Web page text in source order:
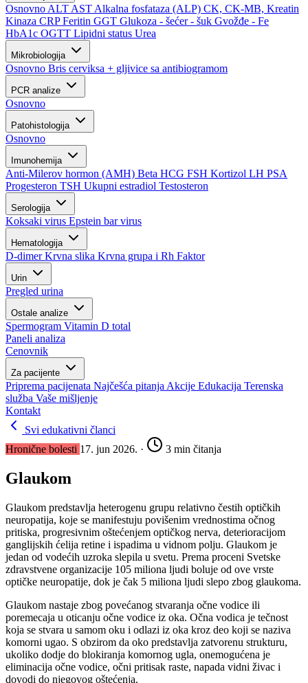
Osnovno ALT AST Alkalna fosfataza (ALP) CK, CK-MB, Kreatin
Kinaza CRPFeritin GGT Glukoza - šećer - šuk Gvožđe - Fe
HbA1c OGTT Lipidni status Urea
Mikrobiologija
Osnovno Bris cerviksa + gljivice sa antibiogramom
PCR analize
Osnovno
Patohistologija
Osnovno
Imunohemija
Anti-Milerov hormon (AMH) Beta HCG FSH Kortizol LH PSA
Progesteron TSH Ukupni estradiol Testosteron
Serologija
Koksaki virus Epstein bar virus
Hematologija
D-dimerKrvna slika Krvna grupa i Rh Faktor
Urin
Pregled urina
Ostale analize
Spermogram Vitamin D total
Paneli analiza
Cenovnik
Za pacijente
Priprema pacijenata Najčešća pitanja Akcije Edukacija Terenska
služba Vaše mišljenje
Kontakt
Svi edukativni članci
Hronične bolesti 17. jun 2026. · 3 min čitanja
Glaukom
Glaukom predstavlja heterogenu grupu relativno čestih optičkih
neuropatija, koje se manifestuju povišenim vrednostima očnog
pritiska, progresivnim oštećenjem optičkog nerva, deterioracijom
ganglijskih ćelija retine i ispadima u vidnom polju. Glaukom je
jedan od vodećih uzroka slepila u svetu. Prema proceni Svetske
zdravstvene organizacije 105 miliona ljudi boluje od ove vrste
optičke neuropatije, dok je čak 5 miliona ljudi slepo zbog glaukoma.
Glaukom nastaje zbog povećanog stvaranja očne vodice ili
poremecaja u oticanju očne vodice iz oka. Očna vodica je tečnost
koja se stvara u samom oku i odlazi iz oka kroz deo koji se naziva
komorni ugao. S obzirom da oko predstavlja zatvorenu strukturu,
ukoliko dodje do blokiranja komornog ugla, onemogućena je
eliminacija očne vodice, očni pritisak raste, napada vidni živac i
dovodi do njegovog oštećenja.